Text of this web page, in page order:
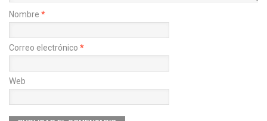
Nombre *
Correo electrónico *
Web